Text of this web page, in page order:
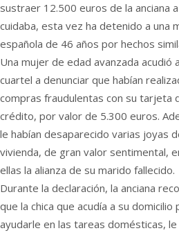
sustraer 12.500 euros de la anciana
cuidaba, esta vez ha detenido a una
española de 46 años por hechos
Una mujer de edad avanzada acudió
cuartel a denunciar que habían
compras fraudulentas con su tarjeta
crédito, por valor de 5.300 euros.
le habían desaparecido varias joyas
vivienda, de gran valor sentimental,
ellas la alianza de su marido fallecido.
Durante la declaración, la anciana
que la chica que acudía a su domicilio
ayudarle en las tareas domésticas, le